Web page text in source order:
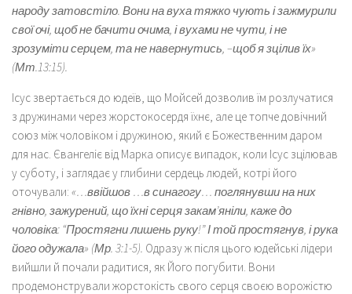
народу затовстіло. Вони на вуха тяжко чують і зажмурили
свої очі, щоб не бачити очима, і вухами не чути, і не
зрозуміти серцем, та не навернутись, –щоб я зцілив їх»
(Мт.13:15).
Ісус звертається до юдеїв, що Мойсей дозволив їм розлучатися
з дружинами через жорстокосердя їхнє, але це топче довічний
союз між чоловіком і дружиною, який є Божественним даром
для нас. Євангеліє від Марка описує випадок, коли Ісус зцілював
у суботу, і заглядає у глибини сердець людей, котрі його
оточували: «…ввійшов …в синагогу… поглянувши на них
гнівно, зажурений, що їхні серця закам’яніли, каже до
чоловіка: “Простягни лишень руку!” І той простягнув, і рука
його одужала» (Мр. 3:1-5). Одразу ж після цього юдейські лідери
вийшли й почали радитися, як Його погубити. Вони
продемонстрували жорстокість свого серця своєю ворожістю